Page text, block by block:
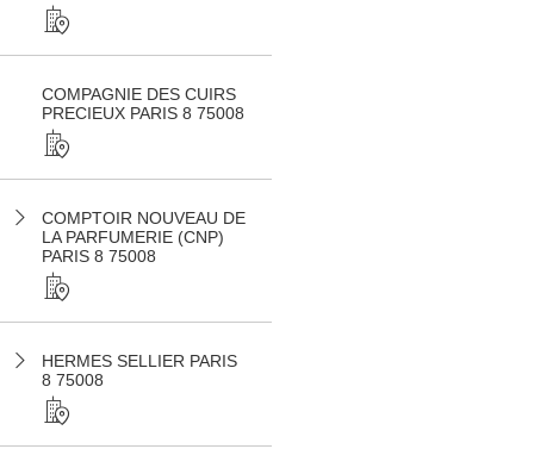
COMPAGNIE DES CUIRS
PRECIEUX PARIS 8 75008
COMPTOIR NOUVEAU DE
LA PARFUMERIE (CNP)
PARIS 8 75008
HERMES SELLIER PARIS
8 75008